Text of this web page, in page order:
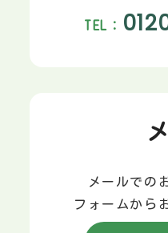
TEL：
メールでの
フォームから